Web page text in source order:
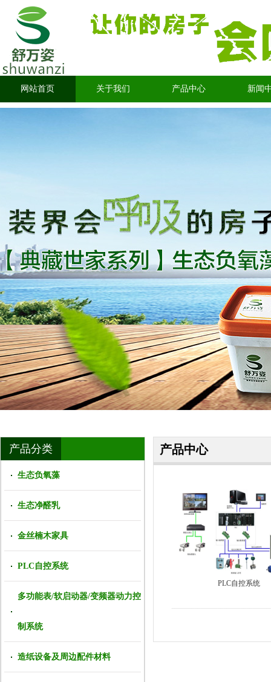
网站首页 关于我们 产品中心 新闻
产品分类
生态负氧藻
生态净醛乳
金丝楠木家具
PLC自控系统
多功能表/软启动器/变频器动力控
制系统
造纸设备及周边配件材料
产品中心
PLC自控系统